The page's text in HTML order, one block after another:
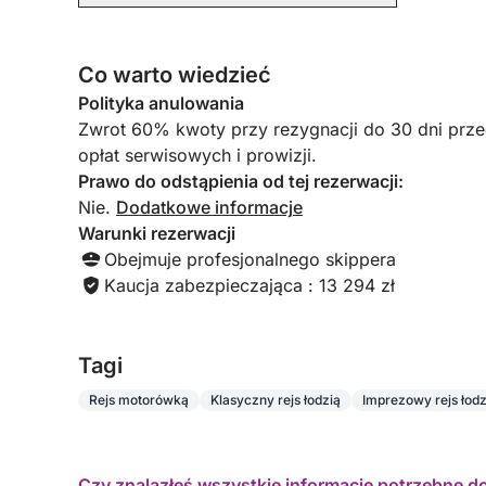
⏳ Opcje wynajmu:
• Cały dzień
• Pół dnia (rano lub po południu)
• Do 3 tygodni (cena na zapytanie)
⚓ Skipper:
📝 Ubezpieczenie:
doświadczenie żeglarskie!
Co warto wiedzieć
Polityka anulowania
Zwrot 60% kwoty przy rezygnacji do 30 dni
opłat serwisowych i prowizji.
Prawo do odstąpienia od tej rezerwacji:
Nie. Dodatkowe informacje
Warunki rezerwacji
Obejmuje profesjonalnego skippera
Kaucja zabezpieczająca : 13 294 zł
Tagi
Rejs motorówką Klasyczny rejs łodzią Imprezowy rejs